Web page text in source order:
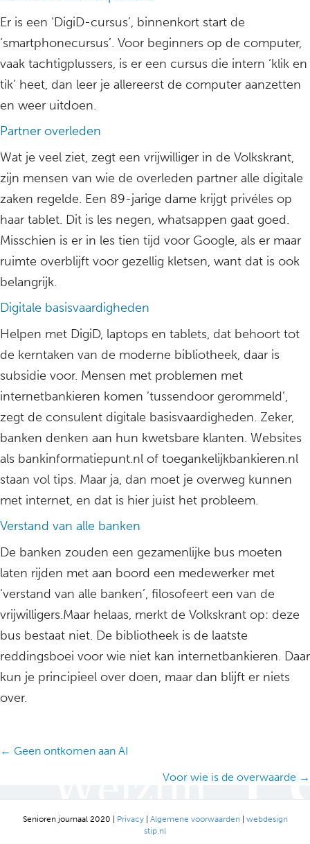
Er is een ‘DigiD-cursus’, binnenkort start de
‘smartphonecursus’. Voor beginners op de computer,
vaak tachtigplussers, is er een cursus die intern ‘klik en
tik’ heet, dan leer je allereerst de computer aanzetten
en weer uitdoen.
Partner overleden
Wat je veel ziet, zegt een vrijwilliger in de Volkskrant,
zijn mensen van wie de overleden partner alle digitale
zaken regelde. Een 89-jarige dame krijgt privéles op
haar tablet. Dit is les negen, whatsappen gaat goed.
Misschien is er in les tien tijd voor Google, als er maar
ruimte overblijft voor gezellig kletsen, want dat is ook
belangrijk.
Digitale basisvaardigheden
Helpen met DigiD, laptops en tablets, dat behoort tot
de kerntaken van de moderne bibliotheek, daar is
subsidie voor. Mensen met problemen met
internetbankieren komen ’tussendoor gerommeld’,
zegt de consulent digitale basisvaardigheden. Zeker,
banken denken aan hun kwetsbare klanten. Websites
als bankinformatiepunt.nl of toegankelijkbankieren.nl
staan vol tips. Maar ja, dan moet je overweg kunnen
met internet, en dat is hier juist het probleem.
Verstand van alle banken
De banken zouden een gezamenlijke bus moeten
laten rijden met aan boord een medewerker met
‘verstand van alle banken’, filosofeert een van de
vrijwilligers.Maar helaas, merkt de Volkskrant op: deze
bus bestaat niet. De bibliotheek is de laatste
reddingsboei voor wie niet kan internetbankieren. Daar
kun je principieel over doen, maar dan blijft er niets
over.
Posts
← Geen ontkomen aan AI
Voor wie is de overwaarde →
Senioren journaal 2020 | Privacy| Algemene voorwaarden| webdesign
stip.nl